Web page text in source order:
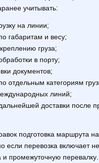
учитывать:
на линии;
габаритам и весу;
груза;
в порту;
документов;
отдельным категориям
линий;
доставки после
подготовка маршрута
если перевозка включает
и промежуточную перевалку.